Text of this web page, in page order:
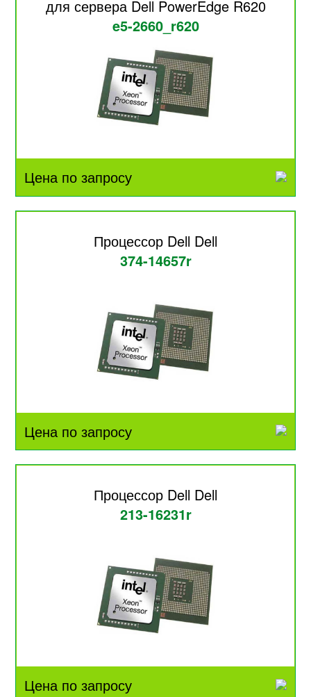
для сервера Dell PowerEdge R620
e5-2660_r620
Цена по запросу
Процессор Dell Dell
374-14657r
Цена по запросу
Процессор Dell Dell
213-16231r
Цена по запросу